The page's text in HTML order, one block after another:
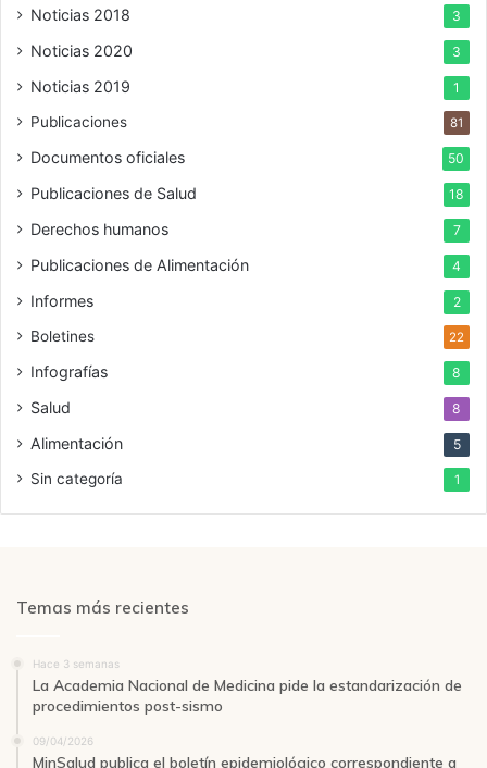
Noticias 2018 3
Noticias 2020 3
Noticias 2019 1
Publicaciones 81
Documentos oficiales 50
Publicaciones de Salud 18
Derechos humanos 7
Publicaciones de Alimentación 4
Informes 2
Boletines 22
Infografías 8
Salud 8
Alimentación 5
Sin categoría 1
Temas más recientes
Hace 3 semanas
La Academia Nacional de Medicina pide la estandarización de
procedimientos post-sismo
09/04/2026
MinSalud publica el boletín epidemiológico correspondiente a